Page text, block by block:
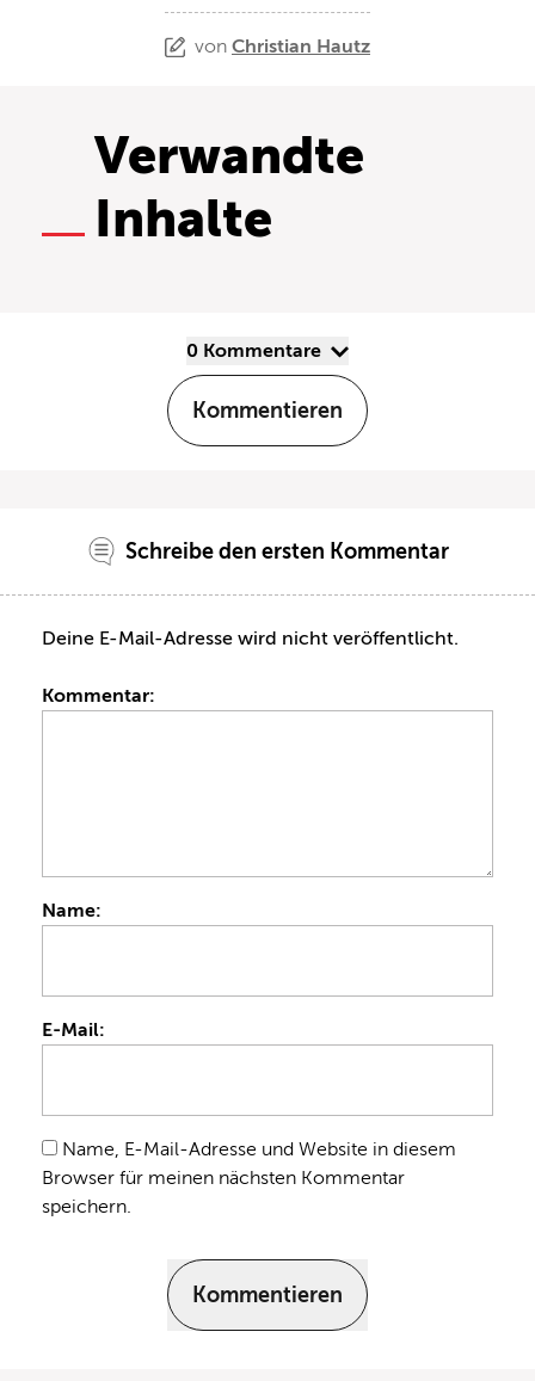
von Christian Hautz
Verwandte
Inhalte
0 Kommentare
Kommentieren
Schreibe den ersten Kommentar
Deine E-Mail-Adresse wird nicht veröffentlicht.
Kommentar:
Name:
E-Mail:
Name, E-Mail-Adresse und Website in diesem
Browser für meinen nächsten Kommentar
speichern.
Kommentieren